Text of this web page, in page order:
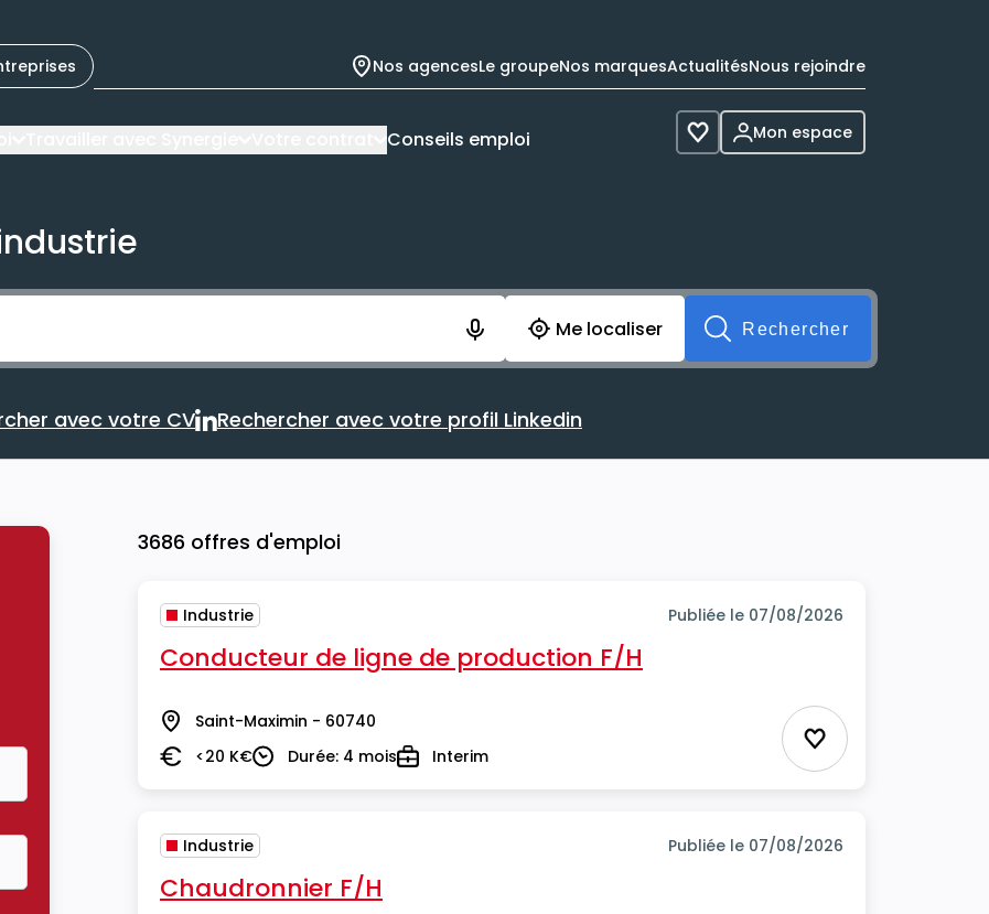
Nos agencesLe groupeNos marquesActualitésNous rejoindre
Conseils emploi Voir les favoris
Mon espace
Vous aurez 10 secondes pour enregistrer votre recherche avant soumission du formulaire. Vous
Me localiser
Rechercher
Rechercher avec votre CV
avec votre CV
Rechercher avec votre profil Linkedin
Rechercher avec votre profil Linkedin
3686 offres d'emploi
Industrie Publiée le 07/08/2026
Conducteur de ligne de production F/H
Lieu Saint-Maximin - 60740
Salaire<20 K€DuréeDurée: 4 moisTypeInterim Ajouter aux
Industrie Publiée le 07/08/2026
Chaudronnier F/H